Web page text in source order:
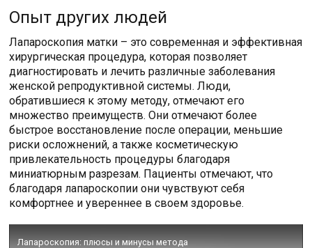
Опыт других людей
Лапароскопия матки – это современная и эффективная
хирургическая процедура, которая позволяет
диагностировать и лечить различные заболевания
женской репродуктивной системы. Люди,
обратившиеся к этому методу, отмечают его
множество преимуществ. Они отмечают более
быстрое восстановление после операции, меньшие
риски осложнений, а также косметическую
привлекательность процедуры благодаря
миниатюрным разрезам. Пациенты отмечают, что
благодаря лапароскопии они чувствуют себя
комфортнее и увереннее в своем здоровье.
Лапароскопия: плюсы и минусы метода